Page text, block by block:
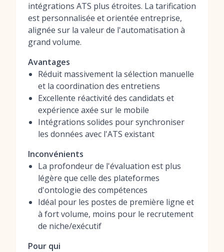
intégrations ATS plus étroites. La tarification
est personnalisée et orientée entreprise,
alignée sur la valeur de l'automatisation à
grand volume.
Avantages
Réduit massivement la sélection manuelle
et la coordination des entretiens
Excellente réactivité des candidats et
expérience axée sur le mobile
Intégrations solides pour synchroniser
les données avec l'ATS existant
Inconvénients
La profondeur de l'évaluation est plus
légère que celle des plateformes
d'ontologie des compétences
Idéal pour les postes de première ligne et
à fort volume, moins pour le recrutement
de niche/exécutif
Pour qui